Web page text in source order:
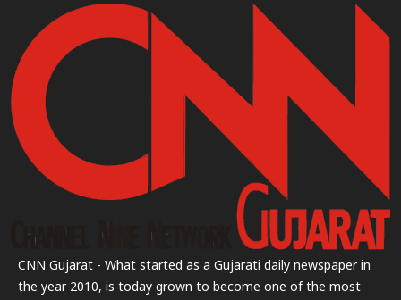
CNN Gujarat - What started as a Gujarati daily newspaper in
the year 2010, is today grown to become one of the most